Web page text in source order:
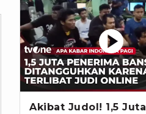
Akibat Judol! 1,5 Juta